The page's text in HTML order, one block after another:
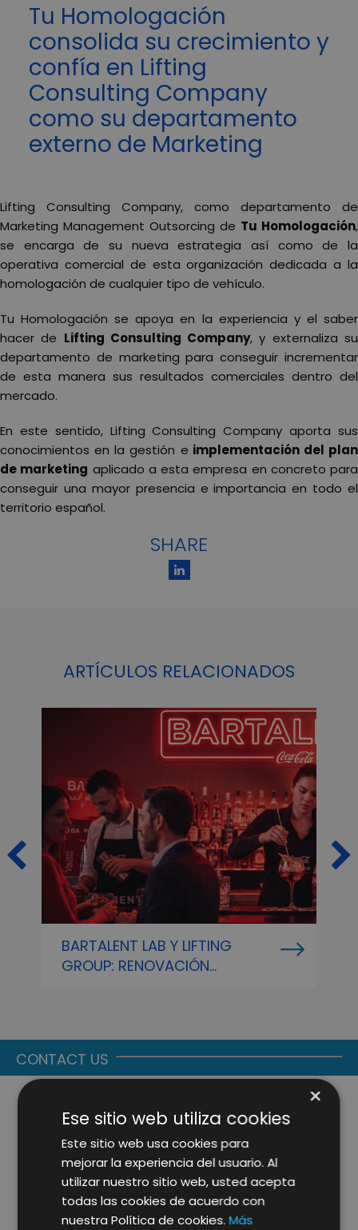
Tu Homologación
consolida su crecimiento y
confía en Lifting
Consulting Company
como su departamento
externo de Marketing
Lifting Consulting Company, como departamento de
Marketing Management Outsorcing de Tu Homologación,
se encarga de su nueva estrategia así como de la
operativa comercial de esta organización dedicada a la
homologación de cualquier tipo de vehículo.
Tu Homologación se apoya en la experiencia y el saber
hacer de Lifting Consulting Company, y externaliza su
departamento de marketing para conseguir incrementar
de esta manera sus resultados comerciales dentro del
mercado.
En este sentido, Lifting Consulting Company aporta sus
conocimientos en la gestión e implementación del plan
de marketing aplicado a esta empresa en concreto para
conseguir una mayor presencia e importancia en todo el
territorio español.
SHARE
ARTÍCULOS RELACIONADOS
BARTALENT LAB Y LIFTING
GROUP: RENOVACIÓN
CONTACT US
×
Ese sitio web utiliza cookies
Este sitio web usa cookies para
mejorar la experiencia del usuario. Al
utilizar nuestro sitio web, usted acepta
todas las cookies de acuerdo con
nuestra Política de cookies.Más